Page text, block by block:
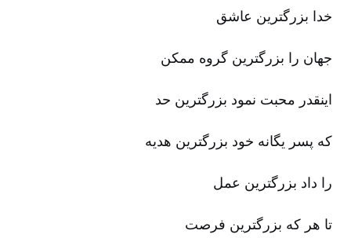
خدا بزرگترین عاشق‌
جهان را بزرگترین گروه ممکن‌
اینقدر محبت نمود بزرگترین حد
که پسر یگانه خود بزرگترین هدیه‌
را داد بزرگترین عمل‌
تا هر که‌ بزرگترین فرصت